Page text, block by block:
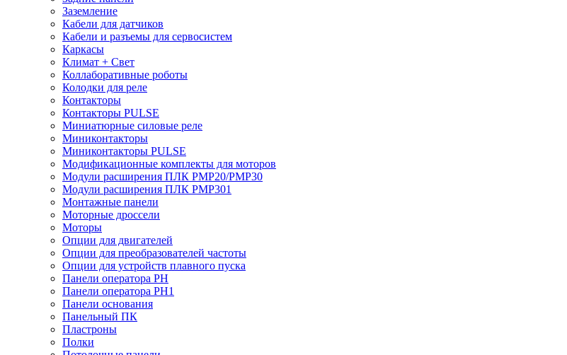
Заземление
Кабели для датчиков
Кабели и разъемы для сервосистем
Каркасы
Климат + Свет
Коллаборативные роботы
Колодки для реле
Контакторы
Контакторы PULSE
Миниатюрные силовые реле
Миниконтакторы
Миниконтакторы PULSE
Модификационные комплекты для моторов
Модули расширения ПЛК PMP20/PMP30
Модули расширения ПЛК PMP301
Монтажные панели
Моторные дроссели
Моторы
Опции для двигателей
Опции для преобразователей частоты
Опции для устройств плавного пуска
Панели оператора PH
Панели оператора PH1
Панели основания
Панельный ПК
Пластроны
Полки